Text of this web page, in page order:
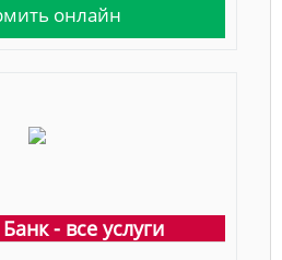
онлайн
- все услуги